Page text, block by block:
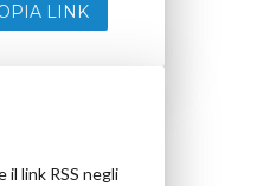
LINK
il link RSS negli